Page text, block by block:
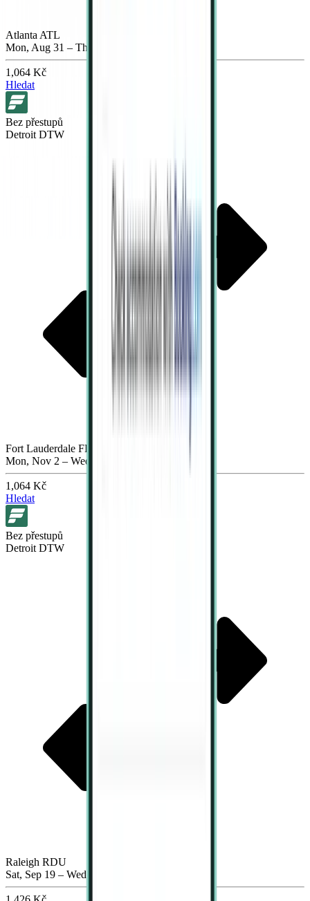
Atlanta ATL
Mon, Aug 31 – Thu, Sep 3
1,064 Kč
Hledat
Bez přestupů
Detroit DTW
Fort Lauderdale FLL
Mon, Nov 2 – Wed, Nov 4
1,064 Kč
Hledat
Bez přestupů
Detroit DTW
Raleigh RDU
Sat, Sep 19 – Wed, Sep 23